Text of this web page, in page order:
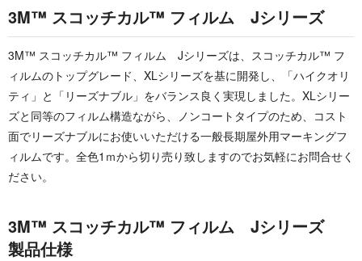
3M™ スコッチカル™ フィルム Jシリーズ
3M™ スコッチカル™ フィルム Jシリーズは、スコッチカル™ フ
ィルムのトップグレード、XLシリーズを基に開発し、「ハイクオリ
ティ」と「リーズナブル」をバランス良く実現しました。XLシリー
ズと同等のフィルム構造ながら、ノンコートタイプのため、コスト
面でリーズナブルにお使いいただける一般長期屋外用マーキングフ
ィルムです。全色1ｍから切り売り致しますのでお気軽にお問合せく
ださい。
3M™ スコッチカル™ フィルム Jシリーズ
製品仕様